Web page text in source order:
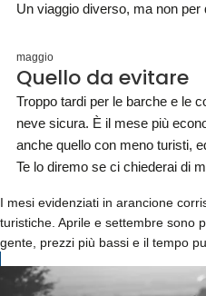
Un viaggio diverso, ma non per
maggio
Quello da evitare
Troppo tardi per le barche e le
neve sicura. È il mese più
anche quello con meno turisti,
Te lo diremo se ci chiederai di
I mesi evidenziati in arancione
turistiche. Aprile e settembre sono
gente, prezzi più bassi e il tempo